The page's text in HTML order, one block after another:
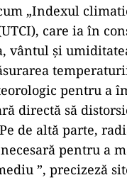
„Indexul
care ia în
vântul și
pentru a
directă să
de altă parte,
pentru a
”, precizeză